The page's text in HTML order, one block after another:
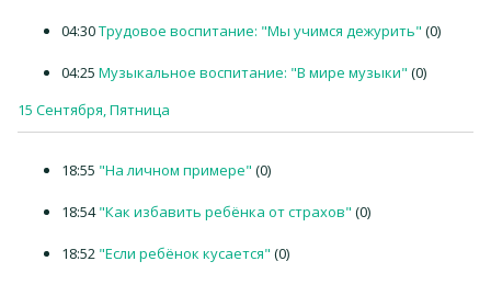
04:30Трудовое воспитание: "Мы учимся дежурить" (0)
04:25 Музыкальное воспитание: "В мире музыки" (0)
15 Сентября, Пятница
18:55 "На личном примере" (0)
18:54 "Как избавить ребёнка от страхов" (0)
18:52 "Если ребёнок кусается" (0)